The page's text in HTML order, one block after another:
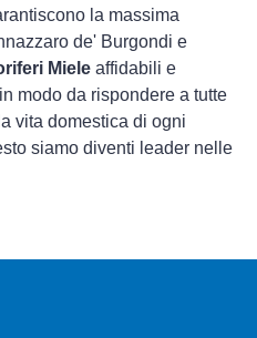
la massima
de' Burgondi e
Miele affidabili e
modo da rispondere a tutte
vita domestica di ogni
siamo diventi leader nelle